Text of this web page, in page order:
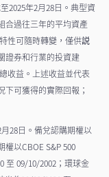
2025年2月28日。典型資
合過往三年的平均資產
性可隨時轉變，僅供説
證券和行業的投資建
收益。上述收益並代表
可獲得的實際回報；
28日。備兌認購期權以
權以CBOE S&P 500
至 09/10/2002；環球金